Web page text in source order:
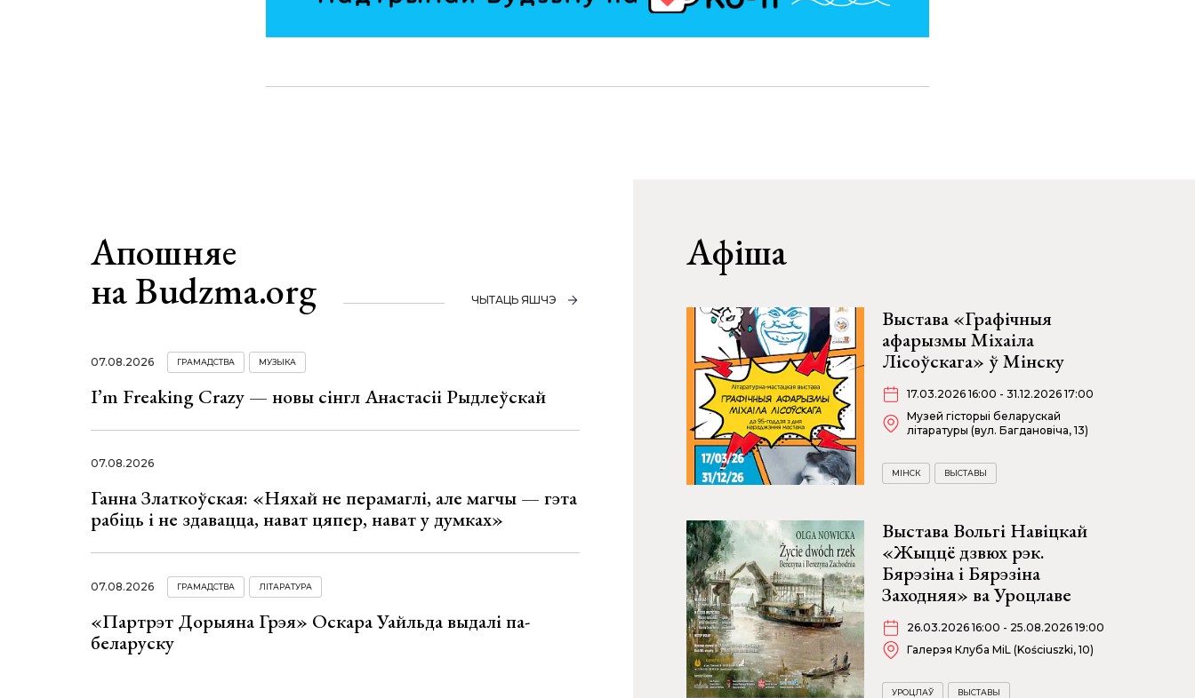
Апошняе
на Budzma.org
ЧЫТАЦЬ ЯШЧЭ
07.08.2026 ГРАМАДСТВА МУЗЫКА
I’m Freaking Crazy — новы сінгл Анастасіі Рыдлеўскай
07.08.2026
Ганна Златкоўская: «Няхай не перамаглі, але магчы — гэта
рабіць і не здавацца, нават цяпер, нават у думках»
07.08.2026 ГРАМАДСТВА ЛІТАРАТУРА
«Партрэт Дорыяна Грэя» Оскара Уайльда выдалі па-
беларуску
Афіша
Выстава «Графічныя
афарызмы Міхаіла
Лісоўскага» ў Мінску
17.03.2026 16:00 - 31.12.2026 17:00
Музей гісторыі беларускай
літаратуры (вул. Багдановіча, 13)
МІНСК ВЫСТАВЫ
Выстава Вольгі Навіцкай
«Жыццё дзвюх рэк.
Бярэзіна і Бярэзіна
Заходняя» ва Уроцлаве
26.03.2026 16:00 - 25.08.2026 19:00
Галерэя Клуба MiL (Kościuszki, 10)
УРОЦЛАЎ ВЫСТАВЫ